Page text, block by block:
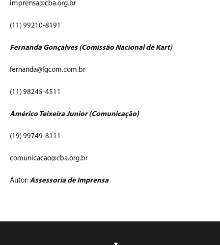
imprensa@cba.org.br
(11) 99210-8191
Fernanda Gonçalves (Comissão Nacional de Kart)
fernanda@fgcom.com.br
(11) 98245-4511
Américo Teixeira Junior (Comunicação)
(19) 99749-8111
comunicacao@cba.org.br
Autor: Assessoria de Imprensa